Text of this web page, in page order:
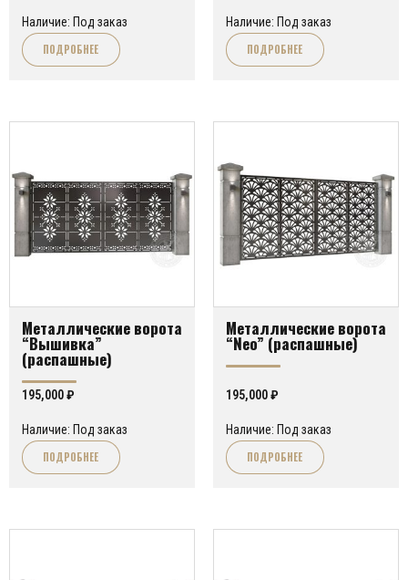
Наличие: Под заказ
ПОДРОБНЕЕ
Наличие: Под заказ
ПОДРОБНЕЕ
Металлические ворота
“Вышивка”
(распашные)
195,000₽
Наличие: Под заказ
ПОДРОБНЕЕ
Металлические ворота
“Neo” (распашные)
195,000₽
Наличие: Под заказ
ПОДРОБНЕЕ